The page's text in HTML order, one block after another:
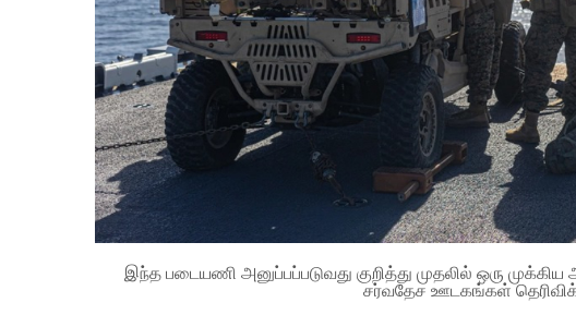
இந்த படையணி அனுப்பப்படுவது குறித்து முதலில் ஒரு
சர்வதேச ஊடகங்கள்